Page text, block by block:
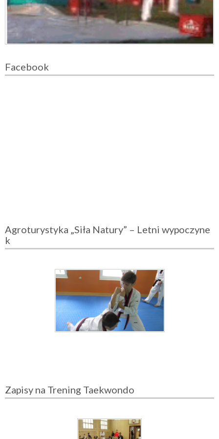
Facebook
Agroturystyka „Siła Natury” – Letni wypoczyne
k
Zapisy na Trening Taekwondo